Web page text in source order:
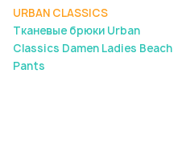
URBAN CLASSICS
Тканевые брюки Urban
Classics Damen Ladies Beach
Pants